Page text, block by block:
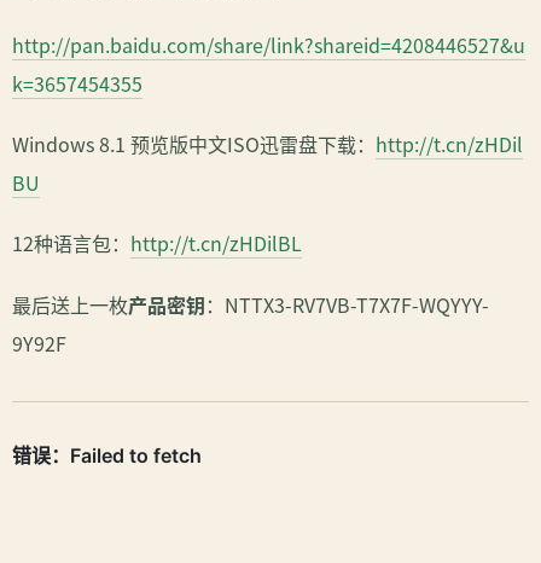
http://pan.baidu.com/share/link?shareid=4208446527&u
k=3657454355
Windows 8.1 预览版中文ISO迅雷盘下载： http://t.cn/zHDil
BU
12种语言包： http://t.cn/zHDilBL
最后送上一枚产品密钥：NTTX3-RV7VB-T7X7F-WQYYY-
9Y92F